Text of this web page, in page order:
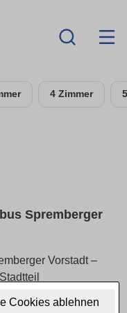
Cookies ablehnen
4 Zimmer
Spremberger
Vorstadt –
Sie eine vielfältige